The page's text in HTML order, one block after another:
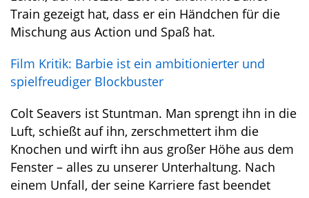
Train gezeigt hat, dass er ein Händchen für die
Mischung aus Action und Spaß hat.
Film Kritik: Barbie ist ein ambitionierter und
spielfreudiger Blockbuster
Colt Seavers ist Stuntman. Man sprengt ihn in die
Luft, schießt auf ihn, zerschmettert ihm die
Knochen und wirft ihn aus großer Höhe aus dem
Fenster – alles zu unserer Unterhaltung. Nach
einem Unfall, der seine Karriere fast beendet